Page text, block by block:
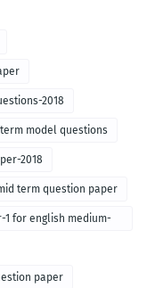
2018
model questions
2018
term question paper
1 for english medium-
paper